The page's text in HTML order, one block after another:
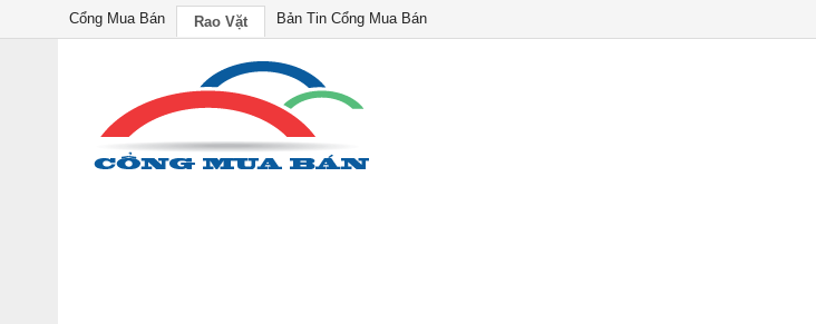
Cổng Mua Bán Rao Vặt Bản Tin Cổng Mua Bán